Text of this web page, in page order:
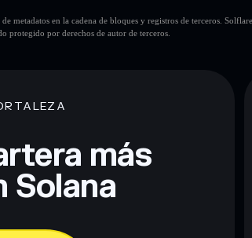
metadatos en la cadena de bloques y registros de terceros.
protegido por derechos de autor de terceros.
más
Solana